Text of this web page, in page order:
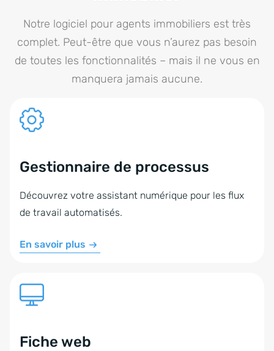
Notre logiciel pour agents immobiliers est très
complet. Peut-être que vous n’aurez pas besoin
de toutes les fonctionnalités – mais il ne vous en
manquera jamais aucune.
Gestionnaire de processus
Découvrez votre assistant numérique pour les flux
de travail automatisés.
En savoir plus
Fiche web